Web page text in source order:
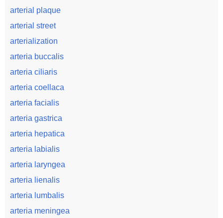
arterial plaque
arterial street
arterialization
arteria buccalis
arteria ciliaris
arteria coellaca
arteria facialis
arteria gastrica
arteria hepatica
arteria labialis
arteria laryngea
arteria lienalis
arteria lumbalis
arteria meningea